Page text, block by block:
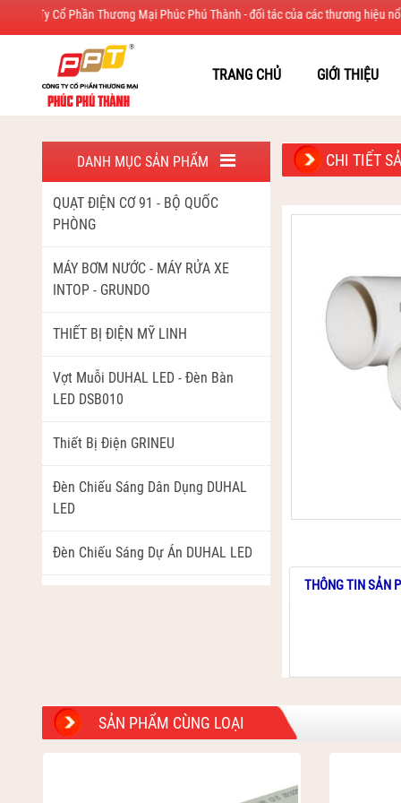
Phần Thương Mại Phúc Phú Thành - đối tác của các thương hiệu nổi tiếng
TRANG CHỦ GIỚI THIỆU
DANH MỤC SẢN PHẨM
QUẠT ĐIỆN CƠ 91 - BỘ QUỐC
PHÒNG
MÁY BƠM NƯỚC - MÁY RỬA XE
INTOP - GRUNDO
THIẾT BỊ ĐIỆN MỸ LINH
Vợt Muỗi DUHAL LED - Đèn Bàn
LED DSB010
Thiết Bị Điện GRINEU
Đèn Chiếu Sáng Dân Dụng DUHAL
LED
Đèn Chiếu Sáng Dự Án DUHAL LED
Thiết Bị Đóng Cắt DUHAL
CHI TIẾT
THÔNG TIN SẢN
SẢN PHẨM CÙNG LOẠI